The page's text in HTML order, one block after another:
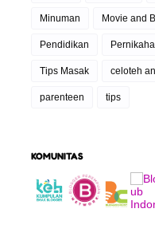
Minuman Movie and
Pendidikan
Tips Masak celoteh
parenteen tips
KOMUNITAS